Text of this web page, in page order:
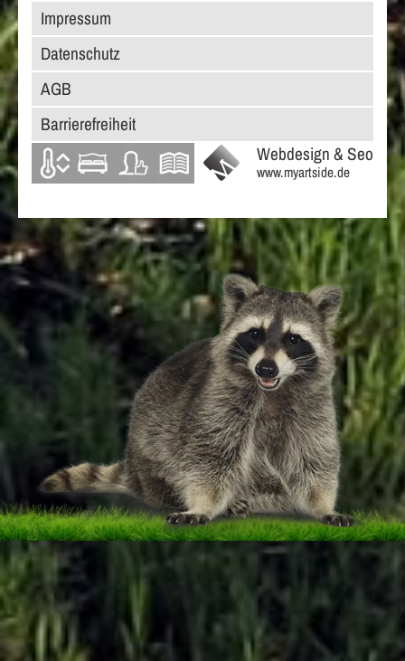
Impressum
Datenschutz
AGB
Barrierefreiheit
Webdesign & Seo
www.myartside.de